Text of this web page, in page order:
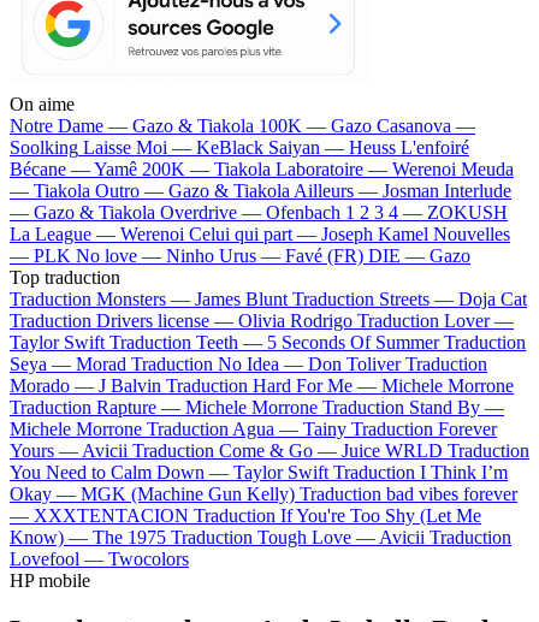
On aime
Notre Dame — Gazo & Tiakola 100K — Gazo Casanova —
Soolking Laisse Moi — KeBlack Saiyan — Heuss L'enfoiré
Bécane —Yamê 200K — Tiakola Laboratoire — Werenoi Meuda
— Tiakola Outro — Gazo & Tiakola Ailleurs — Josman Interlude
— Gazo & Tiakola Overdrive — Ofenbach 1 2 3 4 — ZOKUSH
La League — Werenoi Celui qui part — Joseph Kamel Nouvelles
— PLK No love — Ninho Urus — Favé (FR) DIE — Gazo
Top traduction
Traduction Monsters — James Blunt Traduction Streets — Doja Cat
Traduction Drivers license — Olivia Rodrigo Traduction Lover —
Taylor Swift Traduction Teeth — 5 Seconds Of Summer Traduction
Seya — Morad Traduction No Idea — Don Toliver Traduction
Morado — J Balvin Traduction Hard For Me — Michele Morrone
Traduction Rapture — Michele Morrone Traduction Stand By —
Michele Morrone Traduction Agua — Tainy Traduction Forever
Yours — Avicii Traduction Come & Go — Juice WRLD Traduction
You Need to Calm Down — Taylor Swift Traduction I Think I’m
Okay — MGK (Machine Gun Kelly) Traduction bad vibes forever
— XXXTENTACION Traduction If You're Too Shy (Let Me
Know) — The 1975 Traduction Tough Love — Avicii Traduction
Lovefool — Twocolors
HP mobile